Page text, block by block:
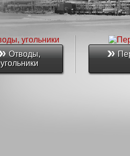
Отводы,
угольники